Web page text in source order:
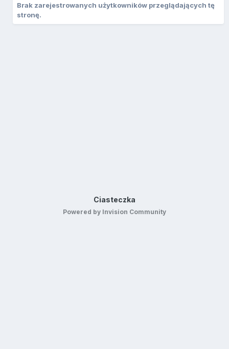
Brak zarejestrowanych użytkowników przeglądających tę
stronę.
Ciasteczka
Powered by Invision Community